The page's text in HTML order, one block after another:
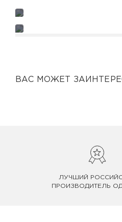
ВАС МОЖЕТ
ЛУЧШИЙ
ПРОИЗВОДИТЕЛЬ